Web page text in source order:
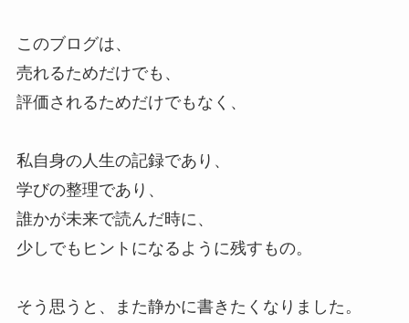
このブログは、
売れるためだけでも、
評価されるためだけでもなく、
私自身の人生の記録であり、
学びの整理であり、
誰かが未来で読んだ時に、
少しでもヒントになるように残すもの。
そう思うと、また静かに書きたくなりました。